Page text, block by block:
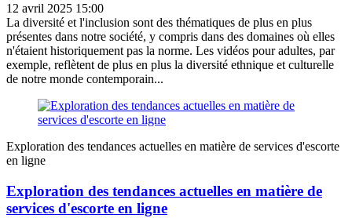
12 avril 2025 15:00
La diversité et l'inclusion sont des thématiques de plus en plus
présentes dans notre société, y compris dans des domaines où elles
n'étaient historiquement pas la norme. Les vidéos pour adultes, par
exemple, reflètent de plus en plus la diversité ethnique et culturelle
de notre monde contemporain...
Exploration des tendances actuelles en matière de services d'escorte
en ligne
Exploration des tendances actuelles en matière de
services d'escorte en ligne